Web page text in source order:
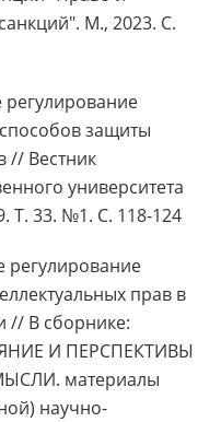
М., 2023. С.
защиты
// Вестник
университета
Т. 33. №1. С. 118-124
прав в
// В сборнике:
И ПЕРСПЕКТИВЫ
материалы
научно-